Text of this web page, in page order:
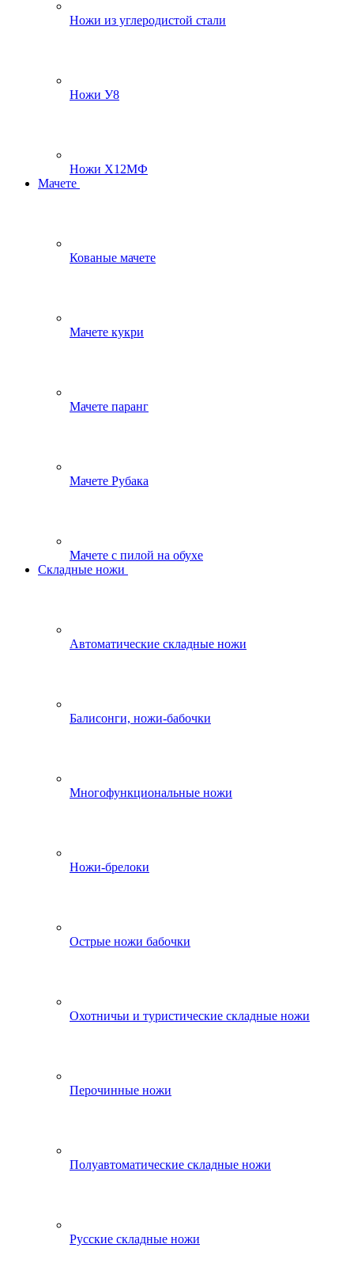
Ножи из углеродистой стали
Ножи У8
Ножи Х12МФ
Мачете
Кованые мачете
Мачете кукри
Мачете паранг
Мачете Рубака
Мачете с пилой на обухе
Складные ножи
Автоматические складные ножи
Балисонги, ножи-бабочки
Многофункциональные ножи
Ножи-брелоки
Острые ножи бабочки
Охотничьи и туристические складные ножи
Перочинные ножи
Полуавтоматические складные ножи
Русские складные ножи